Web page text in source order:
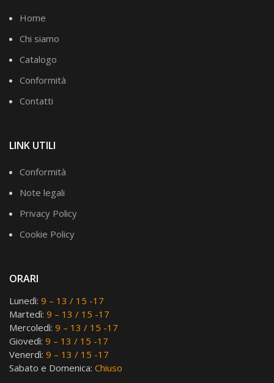
Home
Chi siamo
Catalogo
Conformità
Contatti
LINK UTILI
Conformità
Note legali
Privacy Policy
Cookie Policy
ORARI
Lunedì: 9 – 13 / 15 -17
Martedì: 9 – 13 / 15 -17
Mercoledì: 9 – 13 / 15 -17
Giovedì: 9 – 13 / 15 -17
Venerdì: 9 – 13 / 15 -17
Sabato e Domenica: Chiuso